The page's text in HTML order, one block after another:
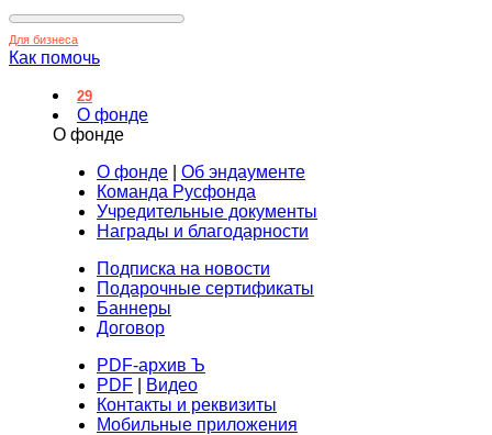
Для бизнеса
Как помочь
29
О фонде
О фонде
О фонде
Об эндаументе
Команда Русфонда
Учредительные документы
Награды и благодарности
Подписка на новости
Подарочные сертификаты
Баннеры
Договор
PDF-архив Ъ
PDF
Видео
Контакты и реквизиты
Мобильные приложения